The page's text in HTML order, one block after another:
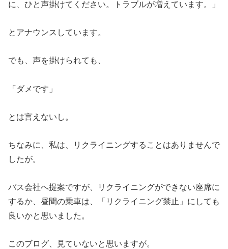
に、ひと声掛けてください。トラブルが増えています。」
とアナウンスしています。
でも、声を掛けられても、
「ダメです」
とは言えないし。
ちなみに、私は、リクライニングすることはありませんで
したが。
バス会社へ提案ですが、リクライニングができない座席に
するか、昼間の乗車は、「リクライニング禁止」にしても
良いかと思いました。
このブログ、見ていないと思いますが。